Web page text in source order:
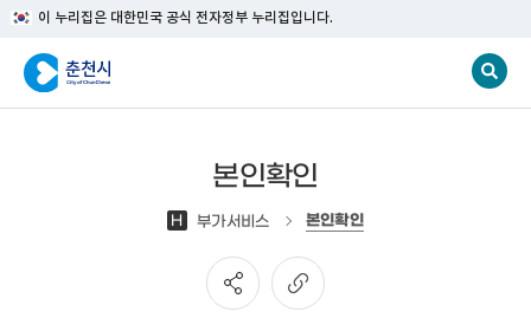
이 누리집은 대한민국 공식 전자정부 누리집입니다.
본인확인
H 부가서비스 본인확인